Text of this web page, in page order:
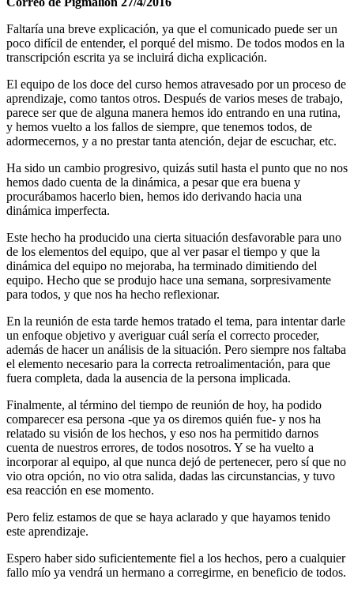
Faltaría una breve explicación, ya que el comunicado puede ser un
poco difícil de entender, el porqué del mismo. De todos modos en la
transcripción escrita ya se incluirá dicha explicación.
El equipo de los doce del curso hemos atravesado por un proceso de
aprendizaje, como tantos otros. Después de varios meses de trabajo,
parece ser que de alguna manera hemos ido entrando en una rutina,
y hemos vuelto a los fallos de siempre, que tenemos todos, de
adormecernos, y a no prestar tanta atención, dejar de escuchar, etc.
Ha sido un cambio progresivo, quizás sutil hasta el punto que no nos
hemos dado cuenta de la dinámica, a pesar que era buena y
procurábamos hacerlo bien, hemos ido derivando hacia una
dinámica imperfecta.
Este hecho ha producido una cierta situación desfavorable para uno
de los elementos del equipo, que al ver pasar el tiempo y que la
dinámica del equipo no mejoraba, ha terminado dimitiendo del
equipo. Hecho que se produjo hace una semana, sorpresivamente
para todos, y que nos ha hecho reflexionar.
En la reunión de esta tarde hemos tratado el tema, para intentar darle
un enfoque objetivo y averiguar cuál sería el correcto proceder,
además de hacer un análisis de la situación. Pero siempre nos faltaba
el elemento necesario para la correcta retroalimentación, para que
fuera completa, dada la ausencia de la persona implicada.
Finalmente, al término del tiempo de reunión de hoy, ha podido
comparecer esa persona -que ya os diremos quién fue- y nos ha
relatado su visión de los hechos, y eso nos ha permitido darnos
cuenta de nuestros errores, de todos nosotros. Y se ha vuelto a
incorporar al equipo, al que nunca dejó de pertenecer, pero sí que no
vio otra opción, no vio otra salida, dadas las circunstancias, y tuvo
esa reacción en ese momento.
Pero feliz estamos de que se haya aclarado y que hayamos tenido
este aprendizaje.
Espero haber sido suficientemente fiel a los hechos, pero a cualquier
fallo mío ya vendrá un hermano a corregirme, en beneficio de todos.